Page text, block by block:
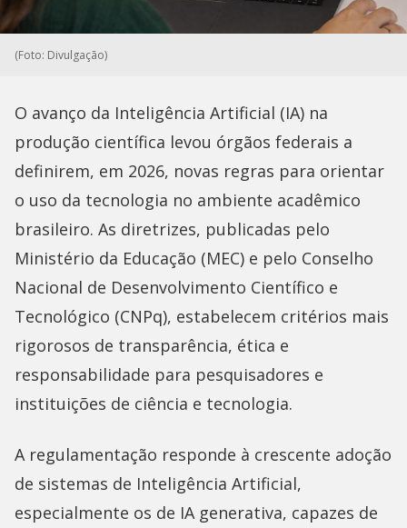
(Foto: Divulgação)
O avanço da Inteligência Artificial (IA) na
produção científica levou órgãos federais a
definirem, em 2026, novas regras para orientar
o uso da tecnologia no ambiente acadêmico
brasileiro. As diretrizes, publicadas pelo
Ministério da Educação (MEC) e pelo Conselho
Nacional de Desenvolvimento Científico e
Tecnológico (CNPq), estabelecem critérios mais
rigorosos de transparência, ética e
responsabilidade para pesquisadores e
instituições de ciência e tecnologia.
A regulamentação responde à crescente adoção
de sistemas de Inteligência Artificial,
especialmente os de IA generativa, capazes de